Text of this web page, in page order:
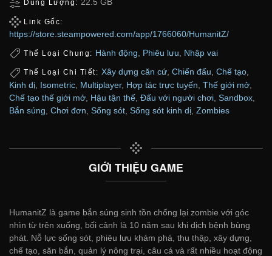
Dung Lượng: 22.5 GB
Link Gốc:
https://store.steampowered.com/app/1766060/HumanitZ/
Thể Loại Chung: Hành động Phiêu lưu Nhập vai
Thể Loại Chi Tiết: Xây dựng căn cứ, Chiến đấu, Chế tạo,
Kinh dị Isometric Multiplayer, Hợp tác trực tuyến Thế giới mở
Chế tạo thế giới mở Hậu tận thế Đấu với người chơi Sandbox
Bắn súng Chơi đơn Sống sót Sống sót kinh dị Zombies
GIỚI THIỆU GAME
HumanitZ là game bắn súng sinh tồn chống lại zombie với góc
nhìn từ trên xuống, bối cảnh là 10 năm sau khi dịch bệnh bùng
phát. Nỗ lực sống sót, phiêu lưu khám phá, thu thập, xây dựng,
chế tạo, săn bắn, quản lý nông trại, câu cá và rất nhiều hoạt động